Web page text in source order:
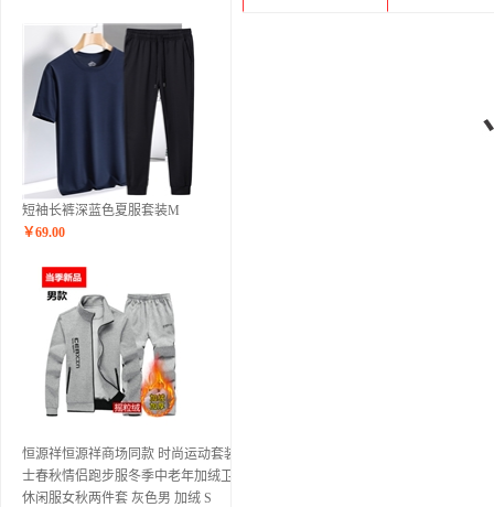
短袖长裤深蓝色夏服套装M
￥69.00
恒源祥恒源祥商场同款 时尚运动套装男
士春秋情侣跑步服冬季中老年加绒卫衣
休闲服女秋两件套 灰色男 加绒 S